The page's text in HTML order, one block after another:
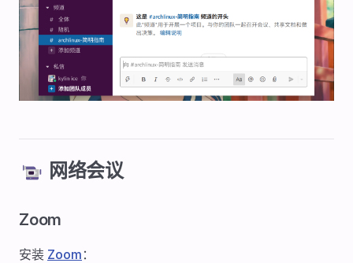
📹 网络会议
Zoom
安装 Zoom ：